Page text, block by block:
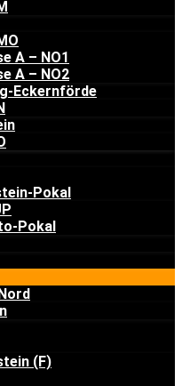
A – NO1
A – NO2
Eckernförde
Pokal
Pokal
(F)